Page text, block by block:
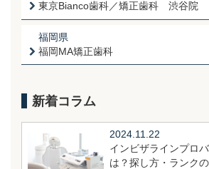
東京Bianco歯科／矯正歯科 渋谷院
福岡県
福岡MA矯正歯科
新着コラム
2024.11.22
インビザラインプロ
は？探し方・ランク